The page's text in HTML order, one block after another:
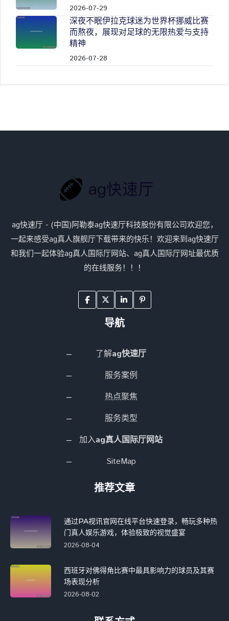
2026-07-29
深夜不眠伊拉克球迷为世界杯挪威比赛
而熬夜，展现对足球的无限热爱与支持
精神
2026-07-28
ag快速厅 - (中国)阿勒泰ag快速厅科技股份有限公司欢迎您，
一起来感受ag真人旗舰厅下载带来的快乐！欢迎来到ag快速厅
和我们一起体验ag真人国际厅网站、ag真人国际厅网址最优质
的在线服务！！！
导航
了解ag快速厅
服务案例
热点聚焦
服务类型
加入ag真人国际厅网站
SiteMap
推荐文章
通过PA视讯官网在线平台快速登录，畅玩多种热
门真人娱乐游戏，体验极致的视觉盛宴
2026-08-04
西班牙对佛得角比赛中最具影响力的球员及其赛
场表现分析
2026-08-02